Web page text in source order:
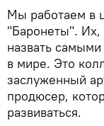
Мы работаем в
"Баронеты". Их,
назвать
в мире. Это
заслуженный
продюсер,
развиваться.